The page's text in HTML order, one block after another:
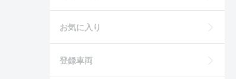
お気に入り
登録車両